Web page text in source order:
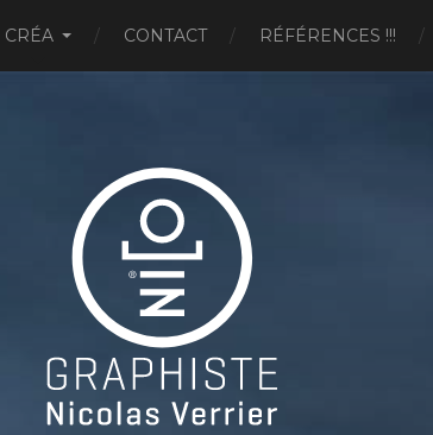
CRÉA CONTACT RÉFÉRENCES !!!